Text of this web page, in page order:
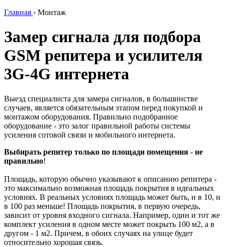
Главная › Монтаж
Замер сигнала для подбора
GSM репитера и усилителя
3G-4G интернета
Выезд специалиста для замера сигналов, в большинстве
случаев, является обязательным этапом перед покупкой и
монтажом оборудования. Правильно подобранное
оборудование - это залог правильной работы системы
усиления сотовой связи и мобильного интернета.
Выбирать репитер только по площади помещения - не
правильно!
Площадь, которую обычно указывают к описанию репитера -
это максимально возможная площадь покрытия в идеальных
условиях. В реальных условиях площадь может быть, и в 10, и
в 100 раз меньше! Площадь покрытия, в первую очередь,
зависит от уровня входного сигнала. Например, один и тот же
комплект усиления в одном месте может покрыть 100 м2, а в
другом - 1 м2. Причем, в обоих случаях на улице будет
относительно хорошая связь.